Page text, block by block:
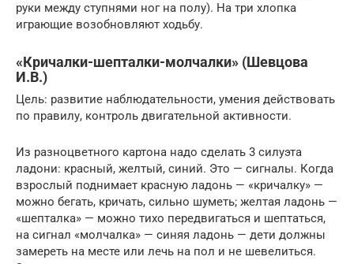
руки между ступнями ног на полу). На три хлопка
играющие возобновляют ходьбу.
«Кричалки-шепталки-молчалки» (Шевцова
И.В.)
Цель: развитие наблюдательности, умения действовать
по правилу, контроль двигательной активности.
Из разноцветного картона надо сделать 3 силуэта
ладони: красный, желтый, синий. Это — сигналы. Когда
взрослый поднимает красную ладонь — «кричалку» —
можно бегать, кричать, сильно шуметь; желтая ладонь —
«шепталка» — можно тихо передвигаться и шептаться,
на сигнал «молчалка» — синяя ладонь — дети должны
замереть на месте или лечь на пол и не шевелиться.